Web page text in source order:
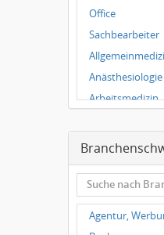
Ulm
Bielefeld
Hannover
Office
Sachbearbeiter
Anästhesiologie
Arbeitsmedizin
Chirurgie
Hals-Nasen-
Agentur,